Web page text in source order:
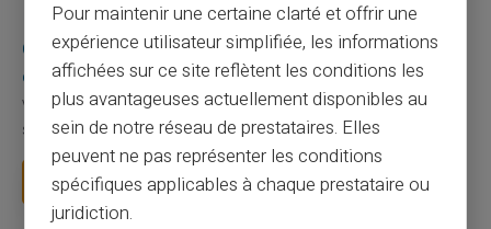
10/08/2026 Veritas Carte prépayée
Quelle est la différence entre un RIB et un IBAN
en France ?
Votre employeur vous demande votre RIB pour verser votre
salaire. La CAF vous demande votre IBAN pou...
Lire la suite
Pour maintenir une certaine clarté et offrir une
expérience utilisateur simplifiée, les informations
affichées sur ce site reflètent les conditions les
plus avantageuses actuellement disponibles au
sein de notre réseau de prestataires. Elles
peuvent ne pas représenter les conditions
spécifiques applicables à chaque prestataire ou
juridiction.